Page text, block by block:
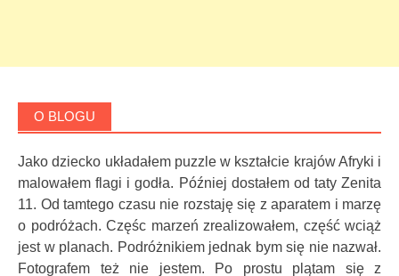
O BLOGU
Jako dziecko układałem puzzle w kształcie krajów Afryki i
malowałem flagi i godła. Później dostałem od taty Zenita
11. Od tamtego czasu nie rozstaję się z aparatem i marzę
o podróżach. Częśc marzeń zrealizowałem, część wciąż
jest w planach. Podróżnikiem jednak bym się nie nazwał.
Fotografem też nie jestem. Po prostu plątam się z